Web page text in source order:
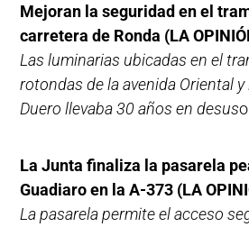
Mejoran la seguridad en el
carretera de Ronda (LA
Las luminarias ubicadas en el
rotondas de la avenida Oriental
Duero llevaba 30 años en desuso
La Junta finaliza la pasarela
Guadiaro en la A-373 (LA
La pasarela permite el acceso